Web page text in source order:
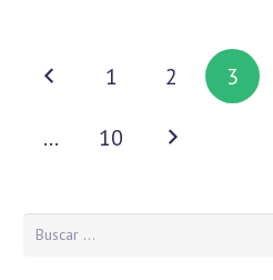
1 2 3
… 10